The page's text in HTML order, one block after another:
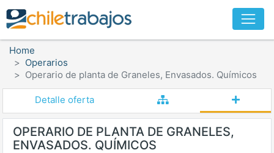
Home
Operarios
Operario de planta de Graneles, Envasados. Químicos
Detalle oferta
OPERARIO DE PLANTA DE GRANELES,
ENVASADOS. QUÍMICOS